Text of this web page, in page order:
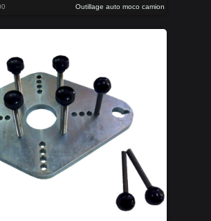
Outillage auto moco camion